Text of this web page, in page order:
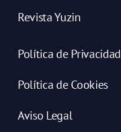
Revista Yuzin
Política de Privacidad
Política de Cookies
Aviso Legal